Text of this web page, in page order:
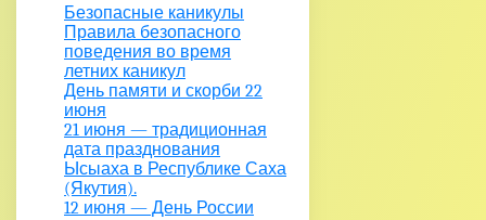
Безопасные каникулы
Правила безопасного
поведения во время
летних каникул
День памяти и скорби 22
июня
21 июня — традиционная
дата празднования
Ысыаха в Республике Саха
(Якутия).
12 июня — День России